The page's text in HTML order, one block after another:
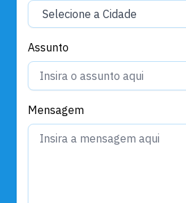
Assunto
Mensagem